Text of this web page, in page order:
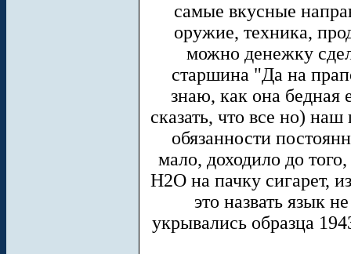
самые вкусные
оружие, техника,
можно денежку
старшина "Да на
знаю, как она бедная
сказать, что все но)
обязанности
мало, доходило до
H2O на пачку сигарет,
это назвать язык
укрывались образца